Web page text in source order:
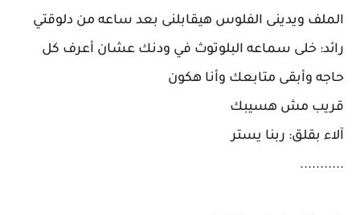
الملف ويدينى الفلوس هيقابلنى بعد ساعه من دلوقتي
رائد: خلى سماعه البلوتوث في ودنك عشان أعرف كل
حاجه وأبقى متابعك وأنا هكون
قريب مش هسيبك
آلاء بقلق: ربنا يستر
...........